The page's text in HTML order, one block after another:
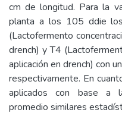
cm de longitud. Para la
planta a los 105 ddie
(Lactofermento
drench) y T4
aplicación en drench) con
respectivamente. En
aplicados con base a
promedio similares